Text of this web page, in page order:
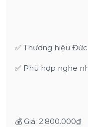
✅ Thương hiệu
✅ Phù hợp nghe
💰 Giá: 2.800.000₫